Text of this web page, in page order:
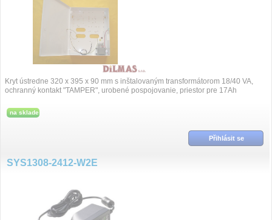
Kryt ústredne 320 x 395 x 90 mm s inštalovaným transformátorom 18/40 VA,
ochranný kontakt "TAMPER", urobené pospojovanie, priestor pre 17Ah
na sklade
Přihlásit se
SYS1308-2412-W2E